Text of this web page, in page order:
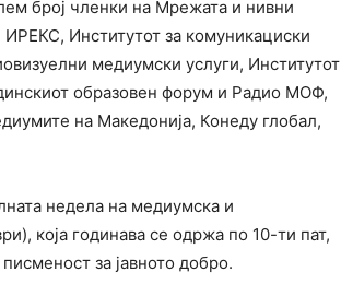
број членки на Мрежата и нивни
Институтот за комуникациски
медиумски услуги, Институтот
образовен форум и Радио МОФ,
на Македонија, Конеду глобал,
недела на медиумска и
која годинава се одржа по 10-ти пат,
за јавното добро.